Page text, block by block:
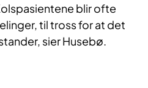
blir ofte
til tross for at det
sier Husebø.